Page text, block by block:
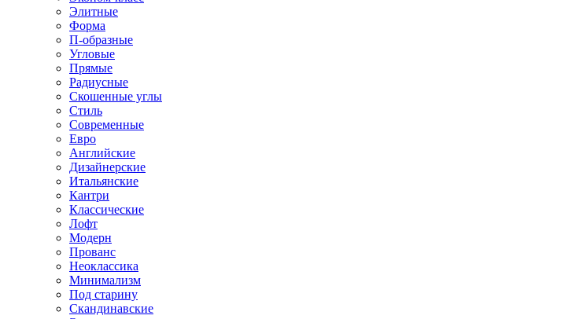
Элитные
Форма
П-образные
Угловые
Прямые
Радиусные
Скошенные углы
Стиль
Современные
Евро
Английские
Дизайнерские
Итальянские
Кантри
Классические
Лофт
Модерн
Прованс
Неоклассика
Минимализм
Под старину
Скандинавские